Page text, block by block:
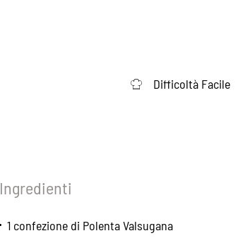
Difficoltà Facile
Ingredienti
1 confezione di Polenta Valsugana